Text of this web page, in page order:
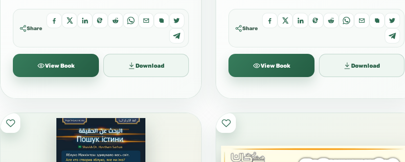
Share
View Book Download
Share
View Book Download